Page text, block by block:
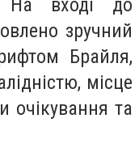
На вході до
зручний
Брайля,
місце
очікування та